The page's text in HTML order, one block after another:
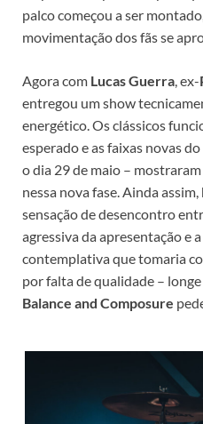
palco começou a ser
movimentação dos fãs se
Agora com Lucas Guerra, ex-
entregou um show
energético. Os clássicos
esperado e as faixas novas
o dia 29 de maio –
nessa nova fase. Ainda
sensação de desencontro
agressiva da apresentação e
contemplativa que tomaria
por falta de qualidade –
Balance and Composure